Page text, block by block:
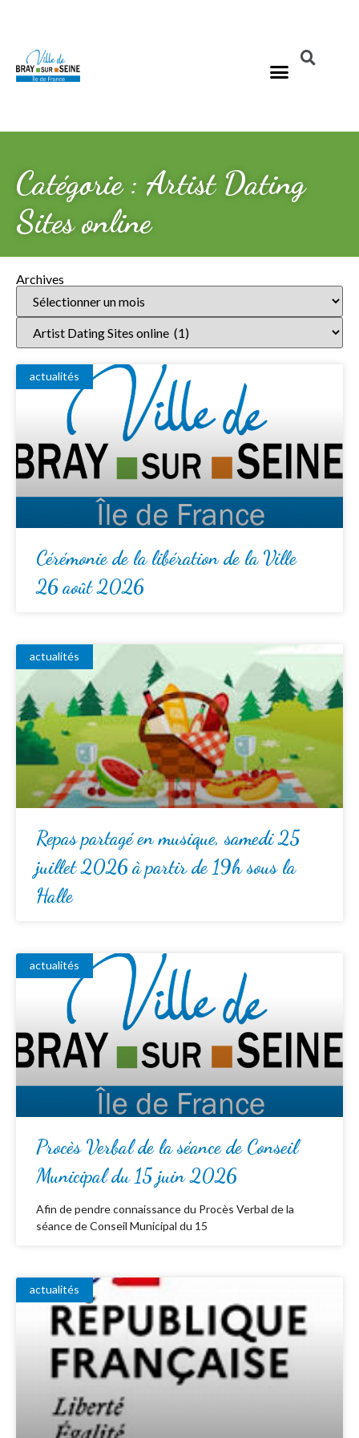
Catégorie : Artist Dating
Sites online
Archives
actualités
Cérémonie de la libération de la Ville
26 août 2026
actualités
Repas partagé en musique, samedi 25
juillet 2026 à partir de 19h sous la
Halle
actualités
Procès Verbal de la séance de Conseil
Municipal du 15 juin 2026
Afin de pendre connaissance du Procès Verbal de la
séance de Conseil Municipal du 15
actualités